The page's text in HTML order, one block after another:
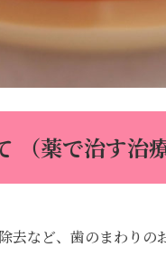
（薬で治す治療
など、歯のまわりの